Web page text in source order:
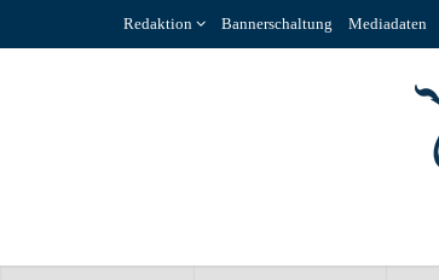
Redaktion Bannerschaltung Mediadaten